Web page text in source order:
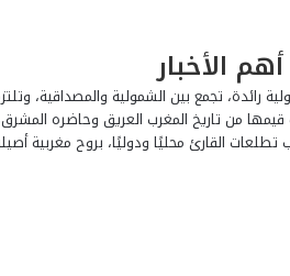
رائدة، تجمع بين الشمولية والمصداقية،
من تاريخ المغرب العريق وحاضره المشرق،
القارئ محليًا ودوليًا، بروح مغربية أصيلة